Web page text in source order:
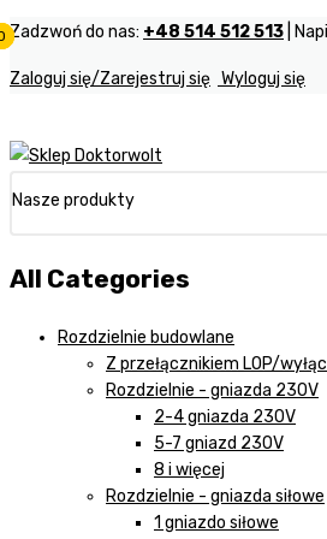
Zadzwoń do nas: +48 514 512 513 |
Zaloguj się/Zarejestruj się Wyloguj się
Nasze produkty
All Categories
Rozdzielnie budowlane
Z przełącznikiem LOP/
Rozdzielnie - gniazda 230V
2-4 gniazda 230V
5-7 gniazd 230V
8 i więcej
Rozdzielnie - gniazda siłowe
1 gniazdo siłowe